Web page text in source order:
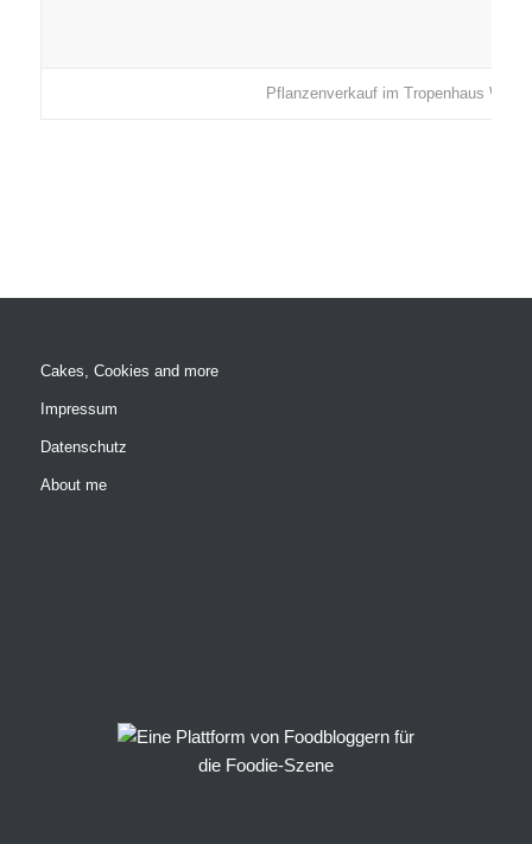
Pflanzenverkauf im Tropenhaus
Cakes, Cookies and more
Impressum
Datenschutz
About me